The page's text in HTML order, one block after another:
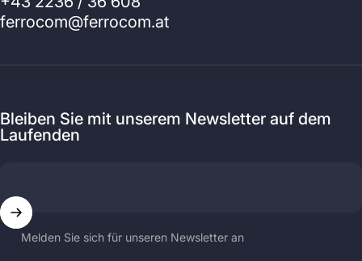
ferrocom@ferrocom.at
Bleiben Sie mit unserem Newsletter auf dem
Laufenden
Melden Sie sich für unseren Newsletter an